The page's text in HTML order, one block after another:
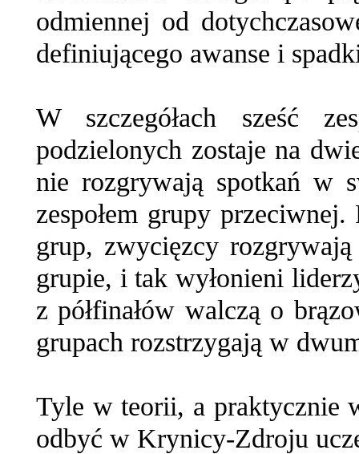
odmiennej od
definiującego awanse i
W szczegółach sześć
podzielonych zostaje na
nie rozgrywają spotkań w
zespołem grupy
grup, zwycięzcy
grupie, i tak wyłonieni
z półfinałów walczą o
grupach rozstrzygają w
Tyle w teorii, a praktycznie
odbyć w Krynicy-Zdroju